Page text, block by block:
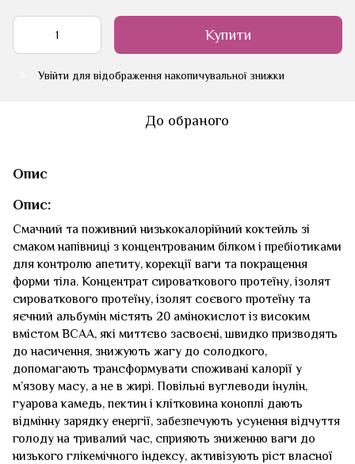
Купити
Увійти для відображення накопичувальної знижки
До обраного
Опис
Опис:
Смачний та поживний низькокалорійний коктейль зі
смаком напівниці з концентрованим білком і пребіотиками
для контролю апетиту, корекції ваги та покращення
форми тіла. Концентрат сироваткового протеїну, ізолят
сироваткового протеїну, ізолят соєвого протеїну та
яєчний альбумін містять 20 амінокислот із високим
вмістом ВСАА, які миттєво засвоєні, швидко призводять
до насичення, знижують жагу до солодкого,
допомагають трансформувати споживані калорії у
м’язову масу, а не в жирі. Повільні вуглеводи інулін,
гуарова камедь, пектин і клітковина коноплі дають
відмінну зарядку енергії, забезпечують усунення відчуття
голоду на тривалий час, сприяють зниженню ваги до
низького глікемічного індексу, активізують ріст власної